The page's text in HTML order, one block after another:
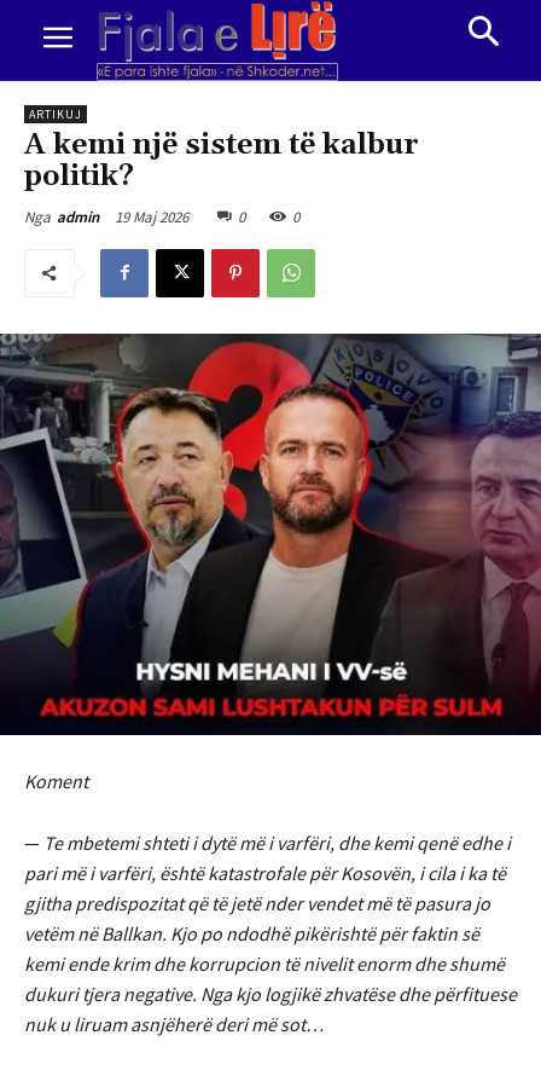
ARTIKUJ
A kemi një sistem të kalbur
politik?
Nga admin 19 Maj 2026 0 0
Koment
— Te mbetemi shteti i dytë më i varfëri, dhe kemi qenë edhe i
pari më i varfëri, është katastrofale për Kosovën, i cila i ka të
gjitha predispozitat që të jetë nder vendet më të pasura jo
vetëm në Ballkan. Kjo po ndodhë pikërishtë për faktin së
kemi ende krim dhe korrupcion të nivelit enorm dhe shumë
dukuri tjera negative. Nga kjo logjikë zhvatëse dhe përfituese
nuk u liruam asnjëherë deri më sot…